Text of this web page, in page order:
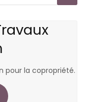
pour la copropriété.